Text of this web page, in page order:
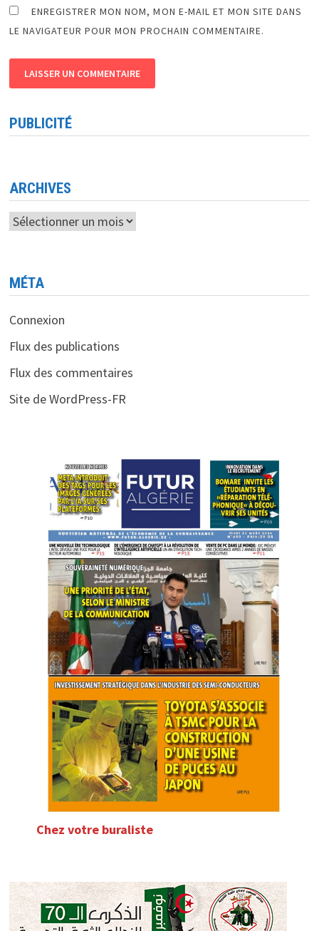
ENREGISTRER MON NOM, MON E-MAIL ET MON SITE DANS
LE NAVIGATEUR POUR MON PROCHAIN COMMENTAIRE.
PUBLICITÉ
ARCHIVES
Archives
MÉTA
Connexion
Flux des publications
Flux des commentaires
Site de WordPress-FR
Chez votre buraliste